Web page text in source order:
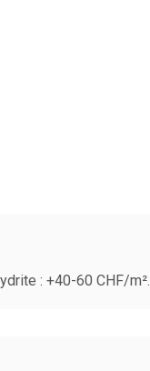
: +40-60 CHF/m².